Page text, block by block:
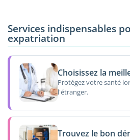
Services indispensables
expatriation
Choisissez la
Protégez votre santé
l'étranger.
Trouvez le bon